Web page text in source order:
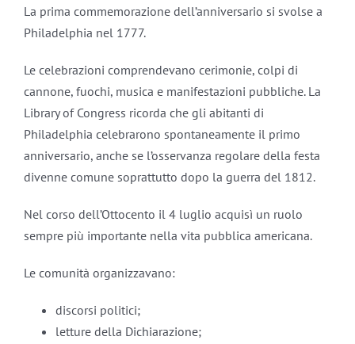
La prima commemorazione dell’anniversario si svolse a
Philadelphia nel 1777.
Le celebrazioni comprendevano cerimonie, colpi di
cannone, fuochi, musica e manifestazioni pubbliche. La
Library of Congress ricorda che gli abitanti di
Philadelphia celebrarono spontaneamente il primo
anniversario, anche se l’osservanza regolare della festa
divenne comune soprattutto dopo la guerra del 1812.
Nel corso dell’Ottocento il 4 luglio acquisì un ruolo
sempre più importante nella vita pubblica americana.
Le comunità organizzavano:
discorsi politici;
letture della Dichiarazione;